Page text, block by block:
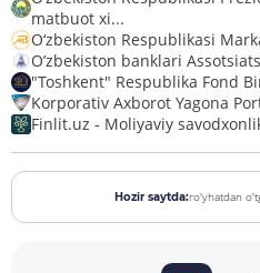
matbuot xi...
O‘zbekiston Respublikasi
O’zbekiston banklari
"Toshkent" Respublika Fond
Korporativ Axborot Yagona
Finlit.uz - Moliyaviy
Hozir saytda:ro'yhatdan